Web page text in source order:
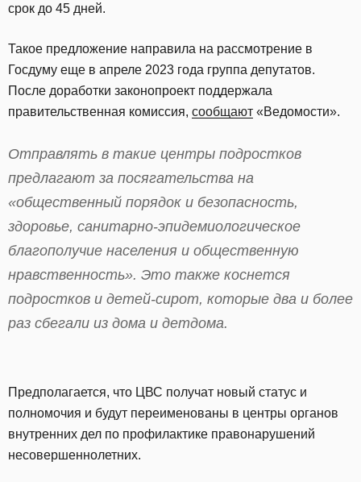
срок до 45 дней.
Такое предложение направила на рассмотрение в
Госдуму еще в апреле 2023 года группа депутатов.
После доработки законопроект поддержала
правительственная комиссия, сообщают «Ведомости».
Отправлять в такие центры подростков
предлагают за посягательства на
«общественный порядок и безопасность,
здоровье, санитарно-эпидемиологическое
благополучие населения и общественную
нравственность». Это также коснется
подростков и детей-сирот, которые два и более
раз сбегали из дома и детдома.
Предполагается, что ЦВС получат новый статус и
полномочия и будут переименованы в центры органов
внутренних дел по профилактике правонарушений
несовершеннолетних.